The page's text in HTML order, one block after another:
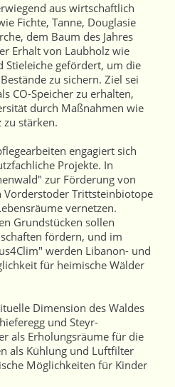
aus wirtschaftlich
Fichte, Tanne, Douglasie
dem Baum des Jahres
Erhalt von Laubholz wie
Stieleiche gefördert, um die
zu sichern. Ziel sei
CO-Speicher zu erhalten,
durch Maßnahmen wie
zu stärken.
engagiert sich
Projekte. In
zur Förderung von
Vorderstoder Trittsteinbiotope
vernetzen.
Grundstücken sollen
fördern, und im
werden Libanon- und
für heimische Wälder
Dimension des Waldes
und Steyr-
als Erholungsräume für die
als Kühlung und Luftfilter
Möglichkeiten für Kinder